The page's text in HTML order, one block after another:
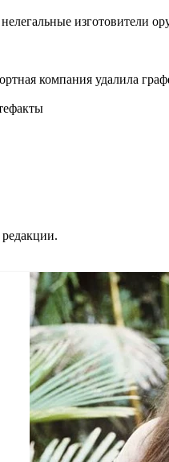
изготовители
компания удалила